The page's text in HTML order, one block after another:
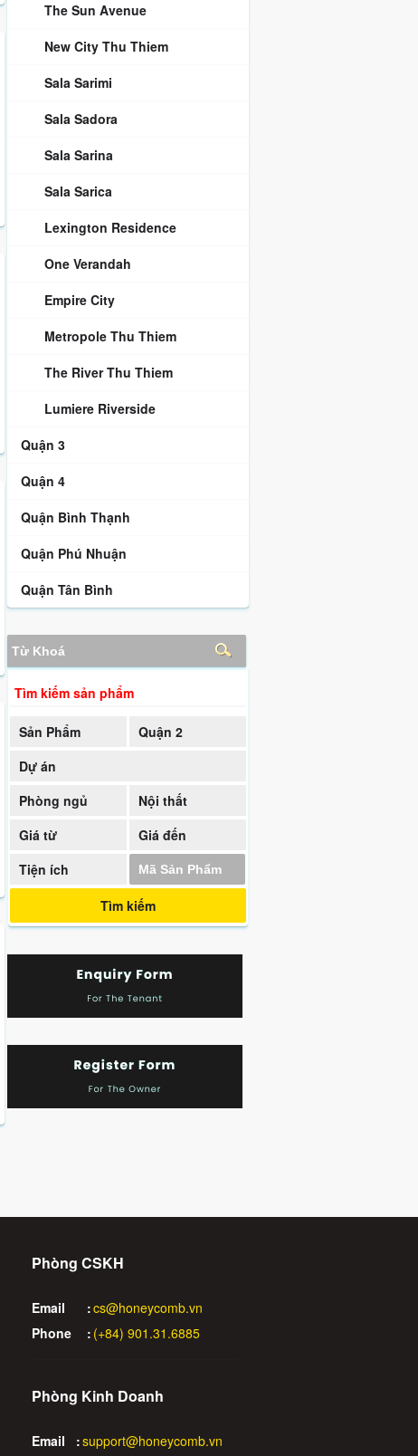
The Sun Avenue
New City Thu Thiem
Sala Sarimi
Sala Sadora
Sala Sarina
Sala Sarica
Lexington Residence
One Verandah
Empire City
Metropole Thu Thiem
The River Thu Thiem
Lumiere Riverside
Quận 3
Quận 4
Quận Bình Thạnh
Quận Phú Nhuận
Quận Tân Bình
Tìm kiếm sản phẩm
Sản Phẩm
Quận 2
Dự án
Phòng ngủ
Nội thất
Giá từ
Giá đến
Tiện ích
Phòng CSKH
Email :cs@honeycomb.vn
Phone
: (+84) 901.31.6885
Phòng Kinh Doanh
Email :support@honeycomb.vn